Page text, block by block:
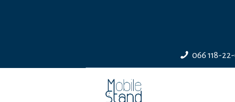
066 118-